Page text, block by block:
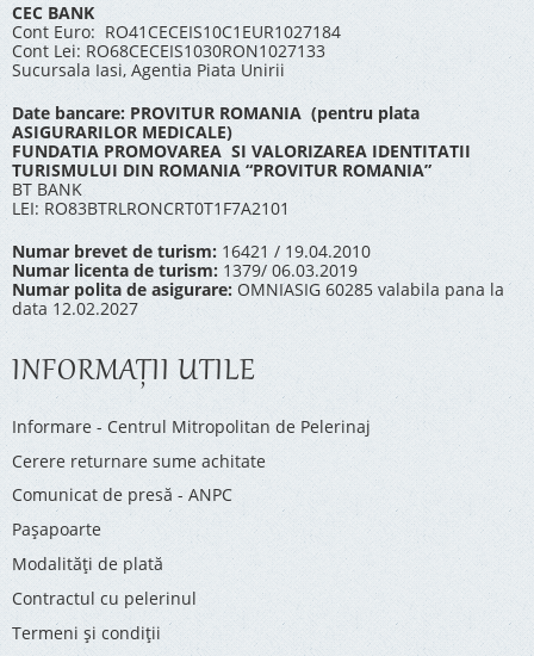
CEC BANK
Cont Euro: RO41CECEIS10C1EUR1027184
Cont Lei: RO68CECEIS1030RON1027133
Sucursala Iasi, Agentia Piata Unirii
Date bancare: PROVITUR ROMANIA (pentru plata
ASIGURARILOR MEDICALE)
FUNDATIA PROMOVAREA SI VALORIZAREA IDENTITATII
TURISMULUI DIN ROMANIA “PROVITUR ROMANIA”
BT BANK
LEI: RO83BTRLRONCRT0T1F7A2101
Numar brevet de turism: 16421 / 19.04.2010
Numar licenta de turism: 1379/ 06.03.2019
Numar polita de asigurare: OMNIASIG 60285 valabila pana la
data 12.02.2027
INFORMAŢII UTILE
Informare - Centrul Mitropolitan de Pelerinaj
Cerere returnare sume achitate
Comunicat de presă - ANPC
Pașapoarte
Modalități de plată
Contractul cu pelerinul
Termeni și condiții